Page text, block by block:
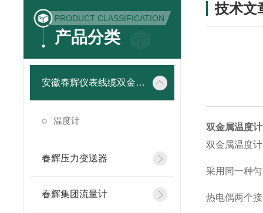
PRODUCT CLASSIFICATION
产品分类
安徽春辉仪表线缆双金属温度计
温度计
春辉压力变送器
春辉集团流量计
技术文
双金属温度计
双金属温度
采用同一种
热电偶两个